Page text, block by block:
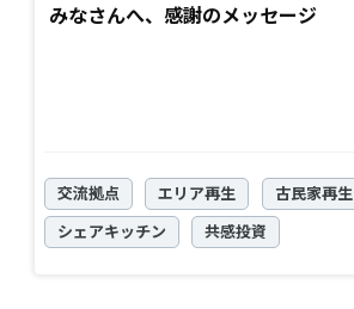
みなさんへ、感謝のメッセージ
交流拠点 エリア再生 古民家再生
シェアキッチン 共感投資